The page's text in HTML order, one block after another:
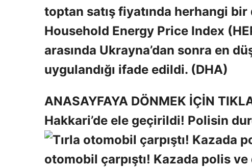
toptan satış fiyatında herhangi
Household Energy Price Index
arasında Ukrayna’dan sonra en
uygulandığı ifade edildi. (DHA)
ANASAYFAYA DÖNMEK İÇİN
Hakkari’de ele geçirildi! Polisin
otomobil çarpıştı! Kazada polis ve